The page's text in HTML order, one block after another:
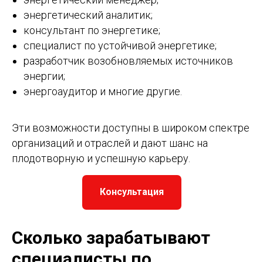
энергетический аналитик;
консультант по энергетике;
специалист по устойчивой энергетике;
разработчик возобновляемых источников
энергии;
энергоаудитор и многие другие.
Эти возможности доступны в широком спектре
организаций и отраслей и дают шанс на
плодотворную и успешную карьеру.
Консультация
Сколько зарабатывают